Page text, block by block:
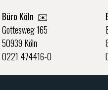
Büro Köln ✉️
Gottesweg 165
50939 Köln
0221 474416-0